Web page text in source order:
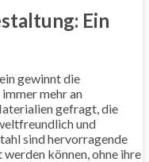
Ein
gewinnt die
mehr an
gefragt, die
und
sind hervorragende
können, ohne ihre